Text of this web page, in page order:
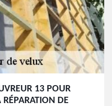
13 POUR
RÉPARATION DE